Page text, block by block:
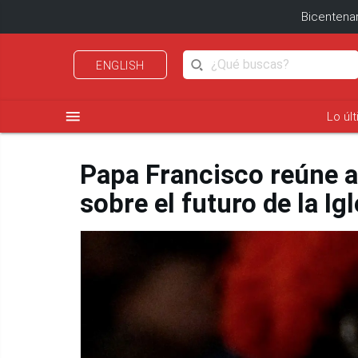
ENGLISH
menu Lo
Papa Francisco reúne
sobre el futuro de la